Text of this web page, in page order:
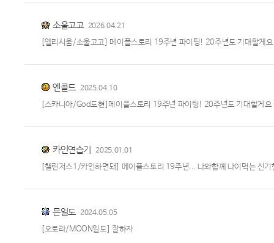
소울고고 2026.04.21
[엘리시움/소울고고] 메이플스토리 19주년 파이팅! 20주년도 기대할게요
엔콜드 2025.04.10
[스카니아/God도현]메이플스토리 19주년 파이팅! 20주년도 기대할게요
카인연습기 2025.01.01
[챌린저스1/카인하면돼] 메이플스토리 19주년... 나와함께 나이먹는 신
믄일도 2024.05.05
[오로라/MOON일도] 잘하자